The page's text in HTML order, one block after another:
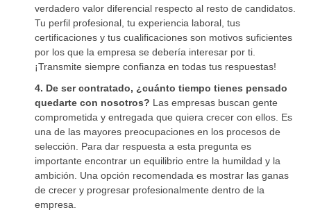
verdadero valor diferencial respecto al resto de candidatos.
Tu perfil profesional, tu experiencia laboral, tus
certificaciones y tus cualificaciones son motivos suficientes
por los que la empresa se debería interesar por ti.
¡Transmite siempre confianza en todas tus respuestas!
4. De ser contratado, ¿cuánto tiempo tienes pensado
quedarte con nosotros? Las empresas buscan gente
comprometida y entregada que quiera crecer con ellos. Es
una de las mayores preocupaciones en los procesos de
selección. Para dar respuesta a esta pregunta es
importante encontrar un equilibrio entre la humildad y la
ambición. Una opción recomendada es mostrar las ganas
de crecer y progresar profesionalmente dentro de la
empresa.